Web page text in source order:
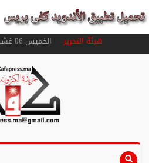
هيئة التحريرالخميس 06 غشت 2026 العدد : 5490